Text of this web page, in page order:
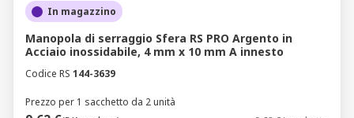
In magazzino
Manopola di serraggio Sfera RS PRO Argento in
Acciaio inossidabile, 4 mm x 10 mm A innesto
Codice RS 144-3639
Prezzo per 1 sacchetto da 2 unità